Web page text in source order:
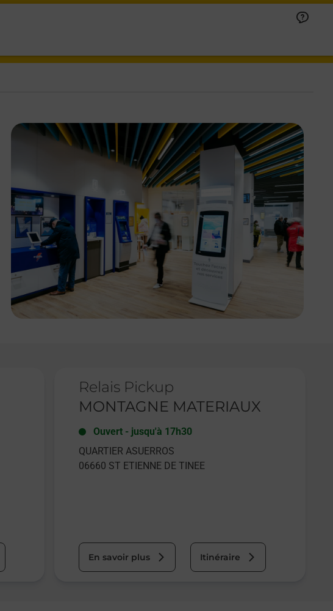
Relais Pickup
MONTAGNE MATERIAUX
Ouvert - jusqu'à 17h30
QUARTIER ASUERROS
06660 ST ETIENNE DE TINEE
En savoir plus Itinéraire